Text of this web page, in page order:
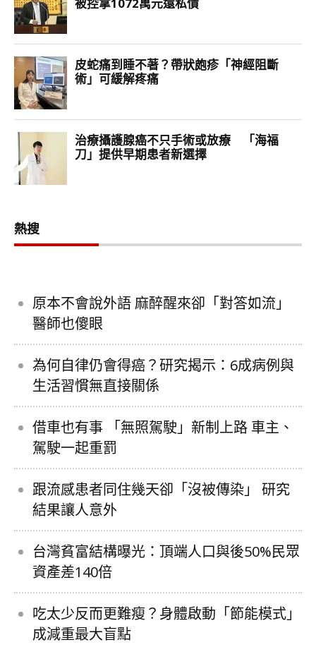
熱搜
原本不會說外語 麻醉醒來卻「對答如流」
醫師也傻眼
為何自律仍會得癌？研究揭示：6成病例與
生活習慣無直接關係
借車也有事 「無照駕駛」新制上路 車主、
駕駛一起重罰
跟流感患者同住幾天卻「沒被傳染」 研究
結果讓人意外
台灣貧富結構曝光：頂端人口與後50%民眾
資產差140倍
吃太少反而更難瘦？身體啟動「節能模式」
成減重最大盲點